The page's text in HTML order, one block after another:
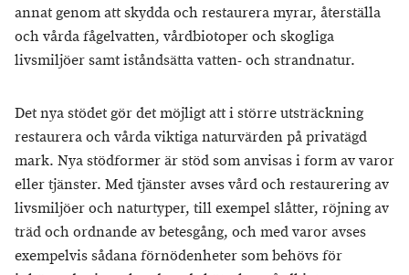
annat genom att skydda och restaurera myrar, återställa
och vårda fågelvatten, vårdbiotoper och skogliga
livsmiljöer samt iståndsätta vatten- och strandnatur.
Det nya stödet gör det möjligt att i större utsträckning
restaurera och vårda viktiga naturvärden på privatägd
mark. Nya stödformer är stöd som anvisas i form av varor
eller tjänster. Med tjänster avses vård och restaurering av
livsmiljöer och naturtyper, till exempel slåtter, röjning av
träd och ordnande av betesgång, och med varor avses
exempelvis sådana förnödenheter som behövs för